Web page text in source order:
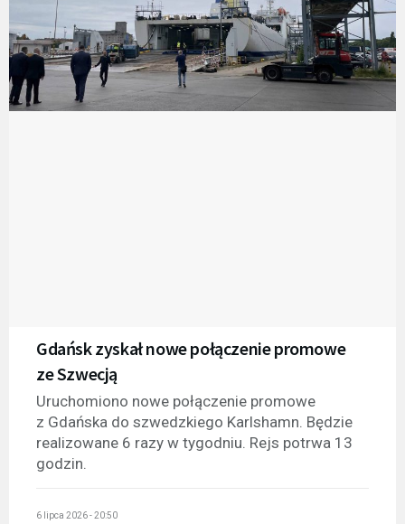
Gdańsk zyskał nowe połączenie promowe
ze Szwecją
Uruchomiono nowe połączenie promowe
z Gdańska do szwedzkiego Karlshamn. Będzie
realizowane 6 razy w tygodniu. Rejs potrwa 13
godzin.
6 lipca 2026 - 20:50